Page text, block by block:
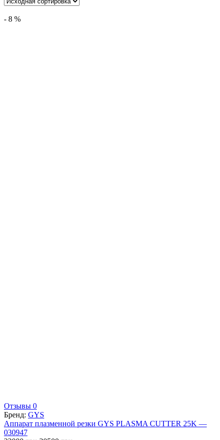
- 8 %
Отзывы 0
Бренд: GYS
Аппарат плазменной резки GYS PLASMA CUTTER 25K —
030947